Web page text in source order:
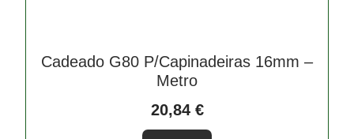
Cadeado G80 P/Capinadeiras 16mm –
Metro
20,84 €